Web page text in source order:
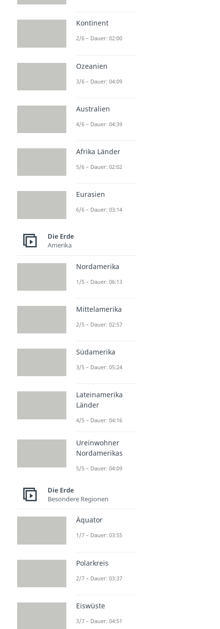
Kontinent
2/6 – Dauer: 02:00
Ozeanien
3/6 – Dauer: 04:09
Australien
4/6 – Dauer: 04:39
Afrika Länder
5/6 – Dauer: 02:02
Eurasien
6/6 – Dauer: 03:14
Die Erde
Amerika
Nordamerika
1/5 – Dauer: 06:13
Mittelamerika
2/5 – Dauer: 02:57
Südamerika
3/5 – Dauer: 05:24
Lateinamerika
Länder
4/5 – Dauer: 04:16
Ureinwohner
Nordamerikas
5/5 – Dauer: 04:09
Die Erde
Besondere Regionen
Äquator
1/7 – Dauer: 03:55
Polarkreis
2/7 – Dauer: 03:37
Eiswüste
3/7 – Dauer: 04:51